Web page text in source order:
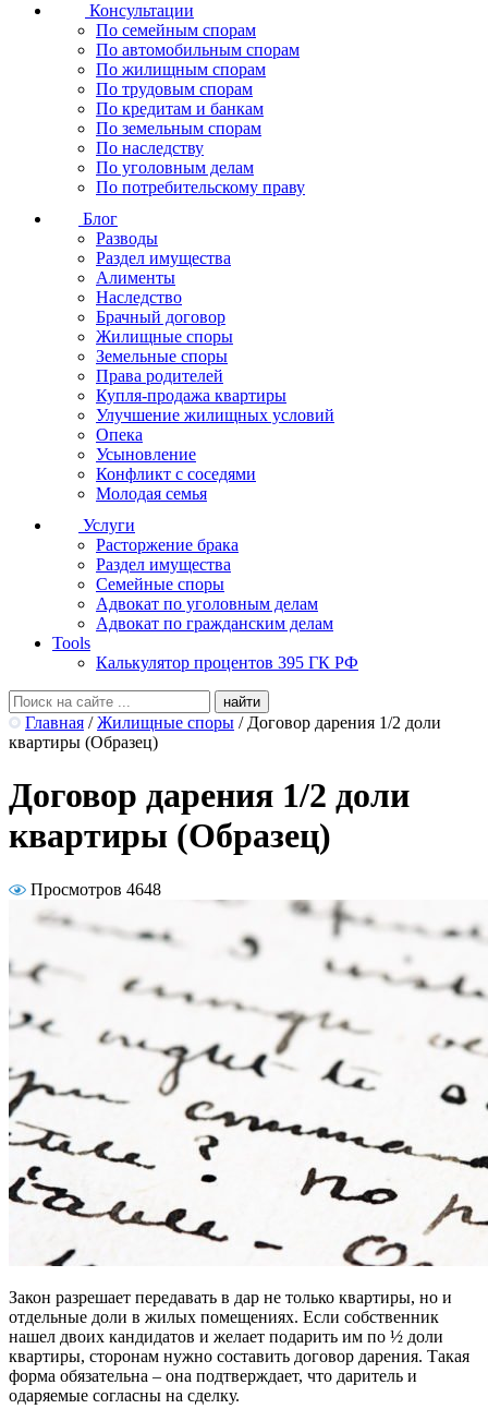
Консультации
По семейным спорам
По автомобильным спорам
По жилищным спорам
По трудовым спорам
По кредитам и банкам
По земельным спорам
По наследству
По уголовным делам
По потребительскому праву
Блог
Разводы
Раздел имущества
Алименты
Наследство
Брачный договор
Жилищные споры
Земельные споры
Права родителей
Купля-продажа квартиры
Улучшение жилищных условий
Опека
Усыновление
Конфликт с соседями
Молодая семья
Услуги
Расторжение брака
Раздел имущества
Семейные споры
Адвокат по уголовным делам
Адвокат по гражданским делам
Tools
Калькулятор процентов 395 ГК РФ
Главная / Жилищные споры / Договор дарения 1/2 доли
квартиры (Образец)
Договор дарения 1/2 доли
квартиры (Образец)
Просмотров 4648
Закон разрешает передавать в дар не только квартиры, но и
отдельные доли в жилых помещениях. Если собственник
нашел двоих кандидатов и желает подарить им по ½ доли
квартиры, сторонам нужно составить договор дарения. Такая
форма обязательна – она подтверждает, что даритель и
одаряемые согласны на сделку.